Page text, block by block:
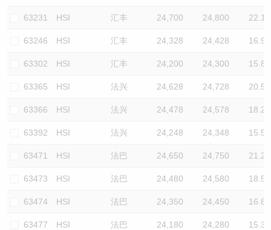
63231 HSI 汇丰 24,700 24,800 22.1
63246 HSI 汇丰 24,328 24,428 16.9
63302 HSI 汇丰 24,200 24,300 15.8
63365 HSI 法兴 24,628 24,728 20.5
63366 HSI 法兴 24,478 24,578 18.2
63392 HSI 法兴 24,248 24,348 15.5
63471 HSI 法巴 24,650 24,750 21.2
63473 HSI 法巴 24,480 24,580 18.5
63474 HSI 法巴 24,350 24,450 16.8
63477 HSI 法巴 24,180 24,280 15.3